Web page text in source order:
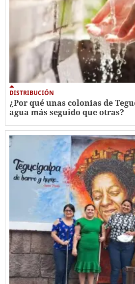
DISTRIBUCIÓN
¿Por qué unas colonias de
agua más seguido que otras?